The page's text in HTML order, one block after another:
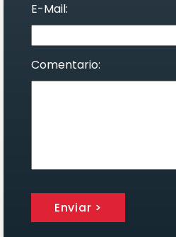
E-Mail:
Comentario:
Enviar >